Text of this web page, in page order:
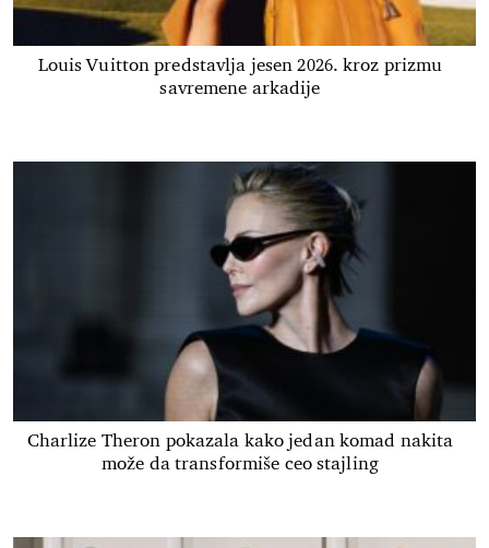
Louis Vuitton predstavlja jesen 2026. kroz prizmu
savremene arkadije
Charlize Theron pokazala kako jedan komad nakita
može da transformiše ceo stajling